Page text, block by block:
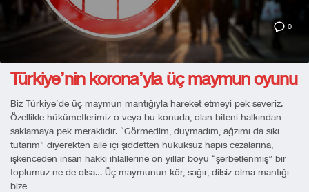
0
Türkiye’nin korona’yla üç maymun oyunu
Biz Türkiye’de üç maymun mantığıyla hareket etmeyi pek severiz.
Özellikle hükümetlerimiz o veya bu konuda, olan biteni halkından
saklamaya pek meraklıdır. “Görmedim, duymadım, ağzımı da sıkı
tutarım” diyerekten aile içi şiddetten hukuksuz hapis cezalarına,
işkenceden insan hakkı ihlallerine on yıllar boyu “şerbetlenmiş” bir
toplumuz ne de olsa… Üç maymunun kör, sağır, dilsiz olma mantığı
bize